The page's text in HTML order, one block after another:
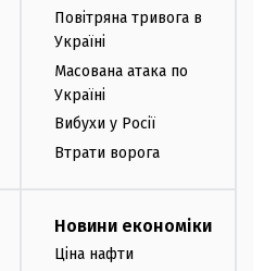
Повітряна тривога в
Україні
Масована атака по
Україні
Вибухи у Росії
Втрати ворога
Новини економіки
Ціна нафти